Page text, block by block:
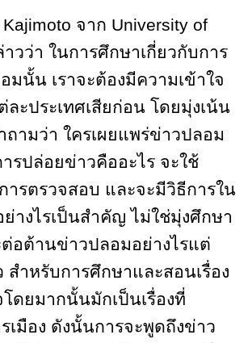
จาก University of
าวว่า ในการศึกษาเกี่ยวกับการ
นั้น เราจะต้องมีความเข้าใจ
ะประเทศเสียก่อน โดยมุ่งเน้น
ามว่า ใครเผยแพร่ข่าวปลอม
รปล่อยข่าวคืออะไร จะใช้
ารตรวจสอบ และจะมีวิธีการใน
างไรเป็นสำคัญ ไม่ใช่มุ่งศึกษา
ต่อต้านข่าวปลอมอย่างไรแต่
สำหรับการศึกษาและสอนเรื่อง
ดยมากนั้นมักเป็นเรื่องที่
เมือง ดังนั้นการจะพูดถึงข่าว